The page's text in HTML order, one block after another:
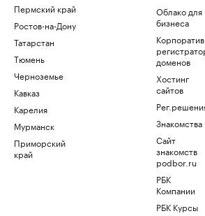
Пермский край
Ростов-на-Дону
Татарстан
Тюмень
Черноземье
Кавказ
Карелия
Мурманск
Приморский
край
Облако для
бизнеса
доменов
Хостинг
сайтов
Знакомства
Сайт
знакомств
podbor.ru
РБК
Компании
РБК Курсы